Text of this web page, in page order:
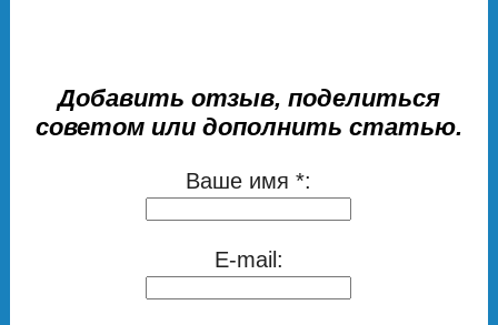
Добавить отзыв, поделиться
советом или дополнить статью.
Ваше имя *:
E-mail: